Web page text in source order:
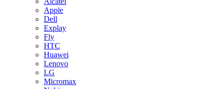
Apple
Dell
Explay
Fly
HTC
Huawei
Lenovo
LG
Micromax